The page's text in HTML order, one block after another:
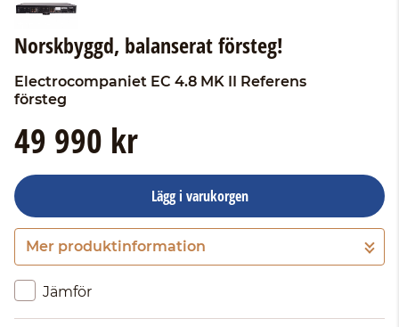
Norskbyggd, balanserat försteg!
Electrocompaniet EC 4.8 MK II Referens
försteg
49 990 kr
Lägg i varukorgen
Gå till kassan
Mer produktinformation
Jämför